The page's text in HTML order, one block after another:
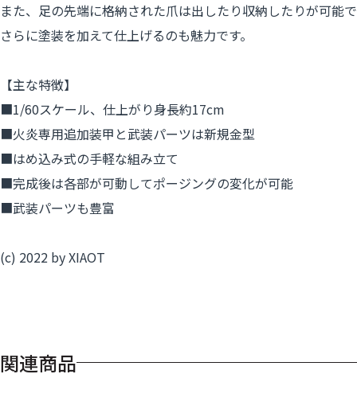
また、足の先端に格納された爪は出したり収納したりが可能
さらに塗装を加えて仕上げるのも魅力です。
【主な特徴】
■1/60スケール、仕上がり身長約17cm
■火炎専用追加装甲と武装パーツは新規金型
■はめ込み式の手軽な組み立て
■完成後は各部が可動してポージングの変化が可能
■武装パーツも豊富
(c) 2022 by XIAOT
関連商品